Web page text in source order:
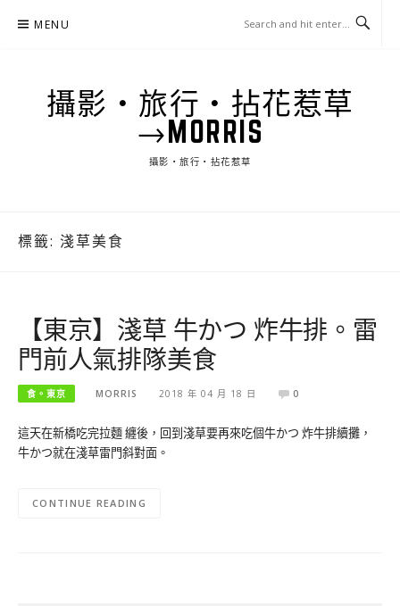
MENU
攝影‧旅行‧拈花惹草
→MORRIS
攝影‧旅行‧拈花惹草
標籤: 淺草美食
【東京】淺草 牛かつ 炸牛排。雷
門前人氣排隊美食
食。東京 MORRIS 2018 年 04 月 18 日 0
這天在新橋吃完拉麵 纏後，回到淺草要再來吃個牛かつ 炸牛排續攤，
牛かつ就在淺草雷門斜對面。
CONTINUE READING